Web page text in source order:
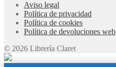
Aviso legal
Política de privacidad
Política de cookies
Política de devoluciones web
© 2026 Librería Claret